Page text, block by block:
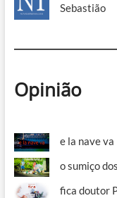
Sebastião
Opinião
e la nave va
o sumiço
fica doutor